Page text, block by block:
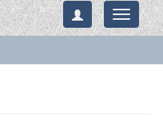
Toggle